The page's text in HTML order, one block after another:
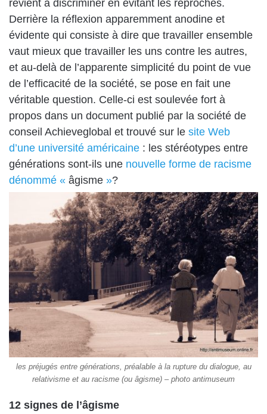
revient à discriminer en évitant les reproches.
Derrière la réflexion apparemment anodine et
évidente qui consiste à dire que travailler ensemble
vaut mieux que travailler les uns contre les autres,
et au-delà de l’apparente simplicité du point de vue
de l’efficacité de la société, se pose en fait une
véritable question. Celle-ci est soulevée fort à
propos dans un document publié par la société de
conseil Achieveglobal et trouvé sur le site Web
d’une université américaine : les stéréotypes entre
générations sont-ils une nouvelle forme de racisme
dénommé « âgisme »?
les préjugés entre générations, préalable à la rupture du dialogue, au
relativisme et au racisme (ou âgisme) – photo antimuseum
12 signes de l’âgisme